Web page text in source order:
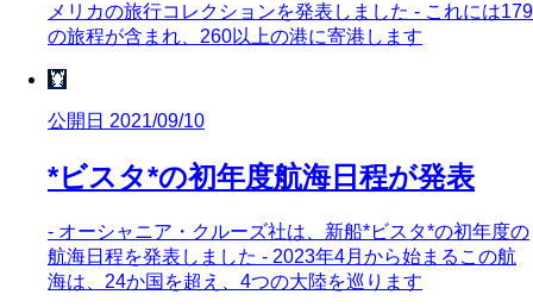
メリカの旅行コレクションを発表しました - これには179
の旅程が含まれ、260以上の港に寄港します
🦞
公開日 2021/09/10
*ビスタ*の初年度航海日程が発表
- オーシャニア・クルーズ社は、新船*ビスタ*の初年度の
航海日程を発表しました - 2023年4月から始まるこの航
海は、24か国を超え、4つの大陸を巡ります